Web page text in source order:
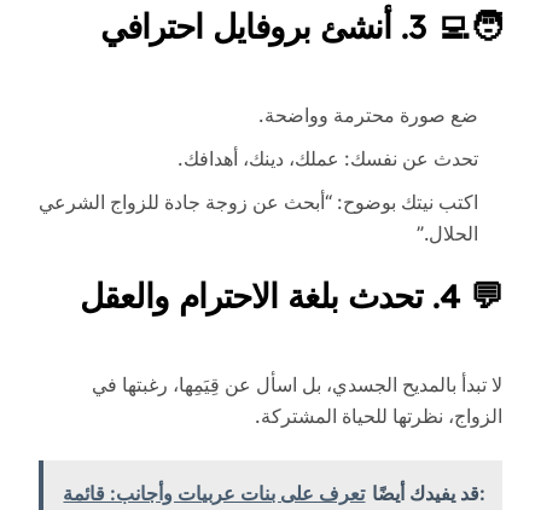
🧑‍💻 3. أنشئ بروفايل احترافي
ضع صورة محترمة وواضحة.
تحدث عن نفسك: عملك، دينك، أهدافك.
اكتب نيتك بوضوح: “أبحث عن زوجة جادة للزواج الشرعي
الحلال.”
💬 4. تحدث بلغة الاحترام والعقل
لا تبدأ بالمديح الجسدي، بل اسأل عن قِيَمِها، رغبتها في
الزواج، نظرتها للحياة المشتركة.
:قد يفيدك أيضًا تعرف على بنات عربيات وأجانب: قائمة